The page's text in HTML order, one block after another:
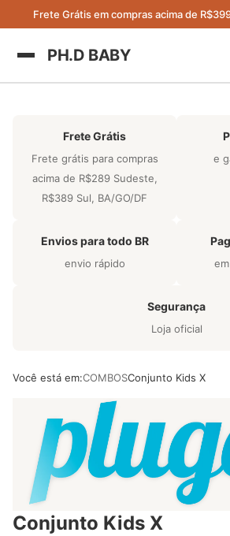
Frete Grátis em compras acima de
PH.D BABY
Frete Grátis
Frete grátis para compras
acima de R$289 Sudeste,
R$389 Sul, BA/GO/DF
e
Envios para todo BR
envio rápido
Segurança
Loja oficial
Você está em:COMBOSConjunto Kids X
Conjunto Kids X